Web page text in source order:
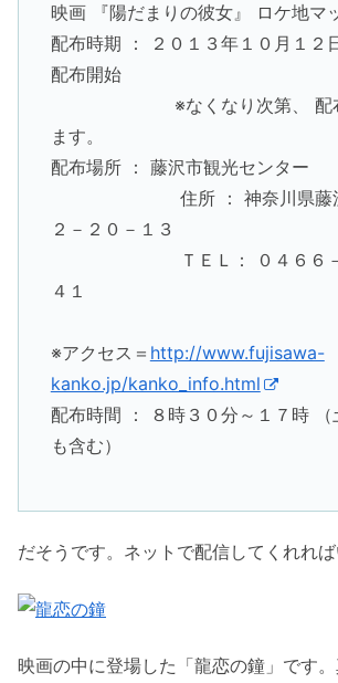
映画 『陽だまりの彼女』 ロケ地マ
配布時期 ： ２０１３年１０月１２
配布開始
※なくなり次第、 配布
ます。
配布場所 ： 藤沢市観光センター
住所 ： 神奈川県藤沢
２－２０－１３
ＴＥＬ： ０４６６－２
４１
※アクセス＝ http://www.fujisawa-
kanko.jp/kanko_info.html
配布時間 ： ８時３０分～１７時 （
も含む）
だそうです。ネットで配信してくれれば
映画の中に登場した「龍恋の鐘」です